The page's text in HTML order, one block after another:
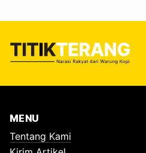
MENU
Tentang Kami